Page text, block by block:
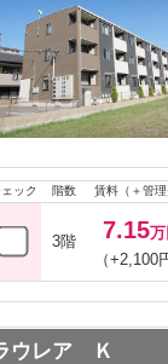
ック 階数 賃料（＋管理
3階 7.15万
（+2,100
ウレア Ｋ